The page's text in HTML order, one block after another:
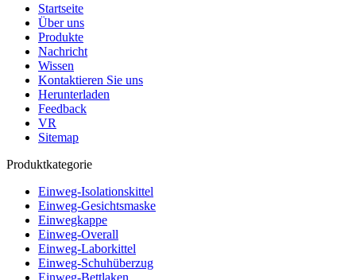
Startseite
Über uns
Produkte
Nachricht
Wissen
Kontaktieren Sie uns
Herunterladen
Feedback
VR
Sitemap
Produktkategorie
Einweg-Isolationskittel
Einweg-Gesichtsmaske
Einwegkappe
Einweg-Overall
Einweg-Laborkittel
Einweg-Schuhüberzug
Einweg-Bettlaken